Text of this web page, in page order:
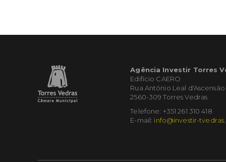
Agência Investir Torres
Edifício CAERO
Rua António Leal d'Ascensão
2560-309 Torres Vedras
Telefone: +351 261 310 418
E-mail: info@investir-